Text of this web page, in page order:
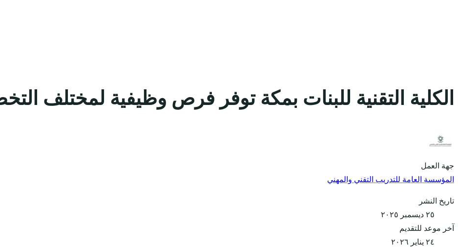
الكلية التقنية للبنات بمكة توفر فرص وظيفية لمختلف
جهة العمل
المؤسسة العامة للتدريب التقني والمهني
تاريخ النشر
٢٥ ديسمبر ٢٠٢٥
آخر موعد للتقديم
٢٤ يناير ٢٠٢٦